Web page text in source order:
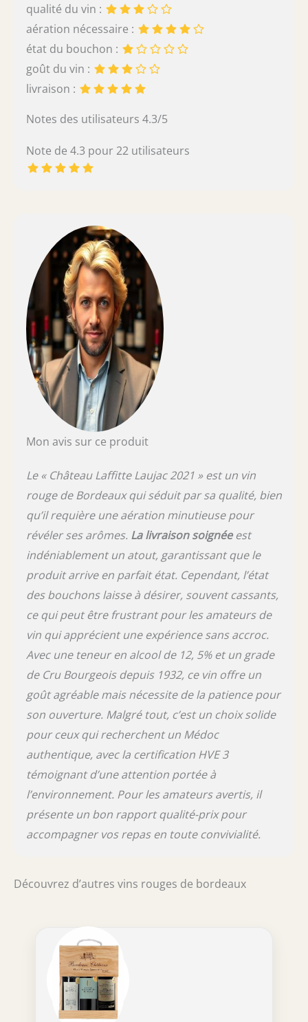
qualité du vin :
aération nécessaire :
état du bouchon :
goût du vin :
livraison :
Notes des utilisateurs 4.3/5
Note de 4.3 pour 22 utilisateurs
Mon avis sur ce produit
Le « Château Laffitte Laujac 2021 » est un vin
rouge de Bordeaux qui séduit par sa qualité, bien
qu’il requière une aération minutieuse pour
révéler ses arômes. La livraison soignéeest
indéniablement un atout, garantissant que le
produit arrive en parfait état. Cependant, l’état
des bouchons laisse à désirer, souvent cassants,
ce qui peut être frustrant pour les amateurs de
vin qui apprécient une expérience sans accroc.
Avec une teneur en alcool de 12, 5% et un grade
de Cru Bourgeois depuis 1932, ce vin offre un
goût agréable mais nécessite de la patience pour
son ouverture. Malgré tout, c’est un choix solide
pour ceux qui recherchent un Médoc
authentique, avec la certification HVE 3
témoignant d’une attention portée à
l’environnement. Pour les amateurs avertis, il
présente un bon rapport qualité-prix pour
accompagner vos repas en toute convivialité.
Découvrez d’autres vins rouges de bordeaux